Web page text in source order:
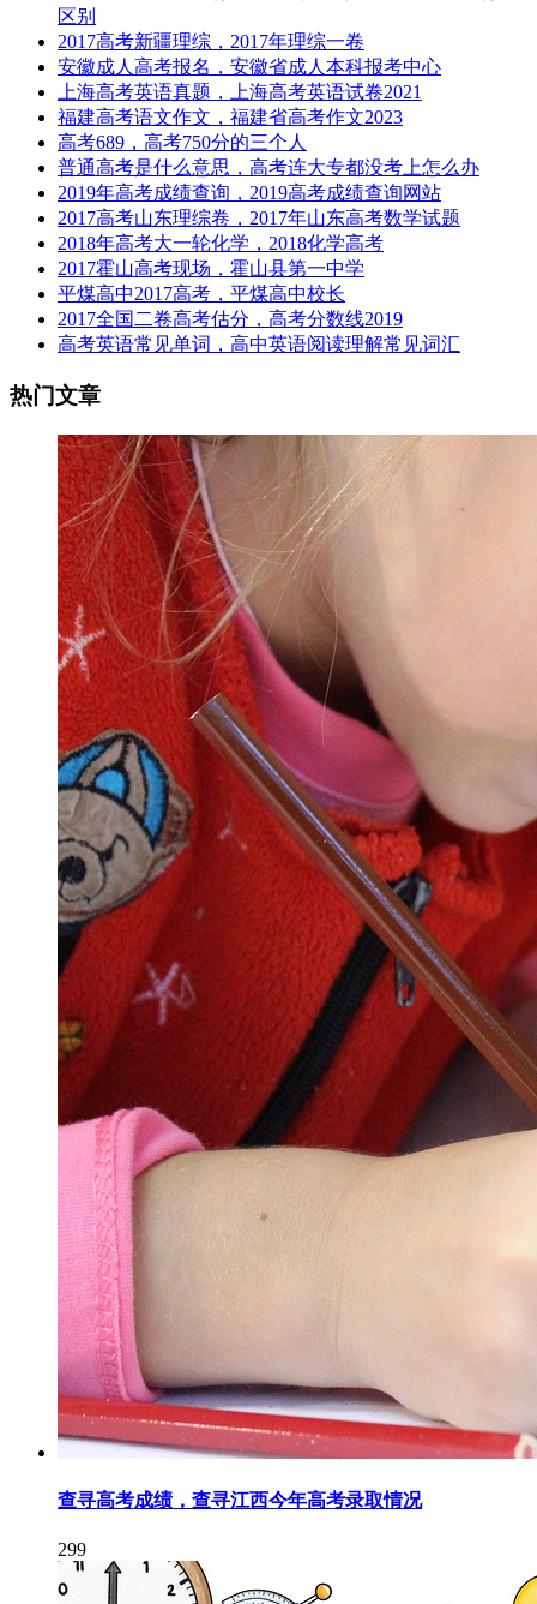
区别
2017高考新疆理综，2017年理综一卷
安徽成人高考报名，安徽省成人本科报考中心
上海高考英语真题，上海高考英语试卷2021
福建高考语文作文，福建省高考作文2023
高考689，高考750分的三个人
普通高考是什么意思，高考连大专都没考上怎么办
2019年高考成绩查询，2019高考成绩查询网站
2017高考山东理综卷，2017年山东高考数学试题
2018年高考大一轮化学，2018化学高考
2017霍山高考现场，霍山县第一中学
平煤高中2017高考，平煤高中校长
2017全国二卷高考估分，高考分数线2019
高考英语常见单词，高中英语阅读理解常见词汇
热门文章
查寻高考成绩，查寻江西今年高考录取情况
299